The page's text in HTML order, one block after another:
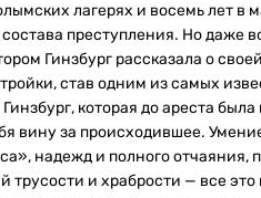
лагерях и восемь лет в
преступления. Но даже
Гинзбург рассказала о
став одним из самых
которая до ареста
вину за происходившее.
надежд и полного отчаяния,
и храбрости — все это